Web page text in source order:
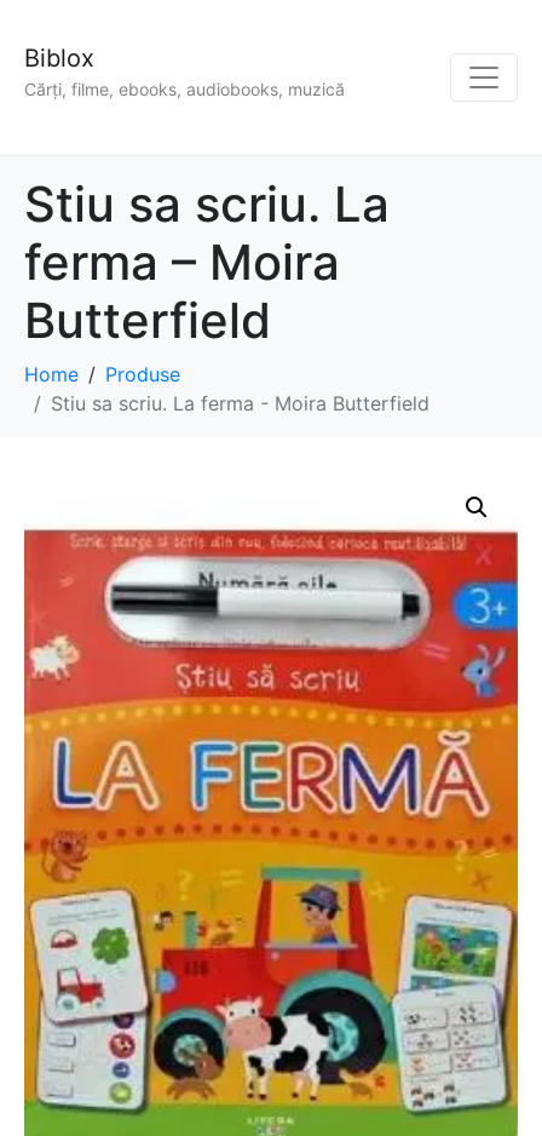
Biblox
Cărți, filme, ebooks, audiobooks, muzică
Stiu sa scriu. La
ferma – Moira
Butterfield
Home
Produse
Stiu sa scriu. La ferma - Moira Butterfield